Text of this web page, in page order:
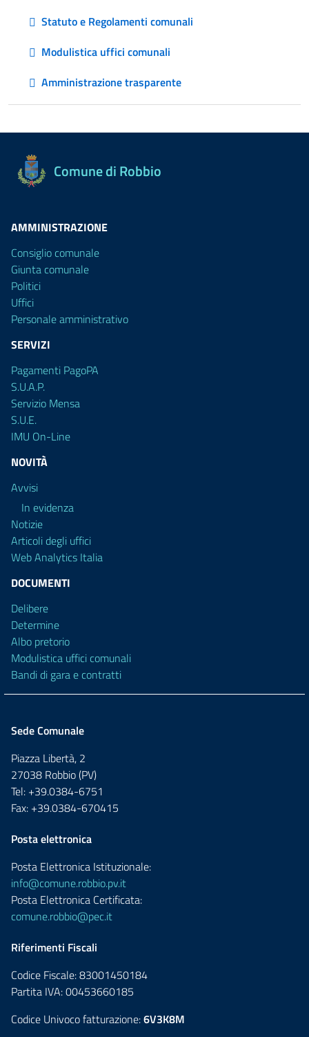
Statuto e Regolamenti comunali
Modulistica uffici comunali
Amministrazione trasparente
Comune di Robbio
AMMINISTRAZIONE
Consiglio comunale
Giunta comunale
Politici
Uffici
Personale amministrativo
SERVIZI
Pagamenti PagoPA
S.U.A.P.
Servizio Mensa
S.U.E.
IMU On-Line
NOVITÀ
Avvisi
In evidenza
Notizie
Articoli degli uffici
Web Analytics Italia
DOCUMENTI
Delibere
Determine
Albo pretorio
Modulistica uffici comunali
Bandi di gara e contratti
Sede Comunale
Piazza Libertà, 2
27038 Robbio (PV)
Tel: +39.0384-6751
Fax: +39.0384-670415
Posta elettronica
Posta Elettronica Istituzionale:
info@comune.robbio.pv.it
Posta Elettronica Certificata:
comune.robbio@pec.it
Riferimenti Fiscali
Codice Fiscale: 83001450184
Partita IVA: 00453660185
Codice Univoco fatturazione:6V3K8M